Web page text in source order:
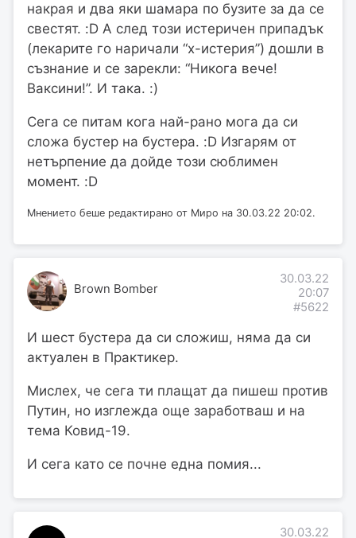
накрая и два яки шамара по бузите за да се
свестят. :D А след този истеричен припадък
(лекарите го наричали “х-истерия”) дошли в
съзнание и се зарекли: “Никога вече!
Ваксини!”. И така. :)
Сега се питам кога най-рано мога да си
сложа бустер на бустера. :D Изгарям от
нетърпение да дойде този сюблимен
момент. :D
Мнението беше редактирано от Миро на 30.03.22 20:02.
Brown Bomber
30.03.22
20:07
#5622
И шест бустера да си сложиш, няма да си
актуален в Практикер.
Мислех, че сега ти плащат да пишеш против
Путин, но изглежда още заработваш и на
тема Ковид-19.
И сега като се почне една помия...
30.03.22